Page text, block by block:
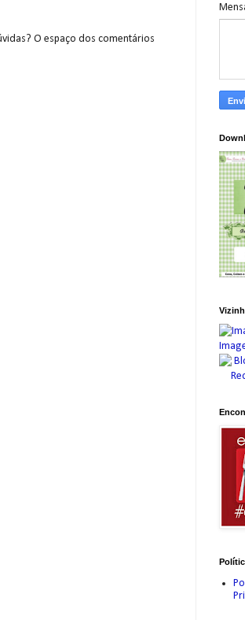
O espaço dos comentários